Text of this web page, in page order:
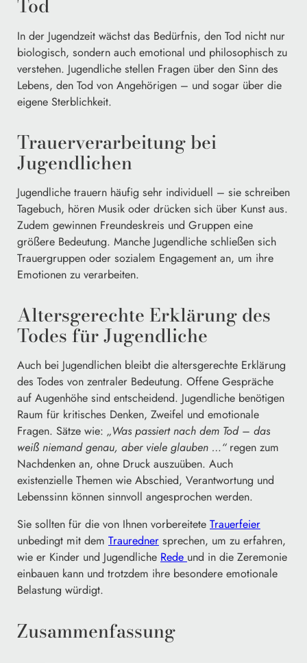
Tod
In der Jugendzeit wächst das Bedürfnis, den Tod nicht nur
biologisch, sondern auch emotional und philosophisch zu
verstehen. Jugendliche stellen Fragen über den Sinn des
Lebens, den Tod von Angehörigen – und sogar über die
eigene Sterblichkeit.
Trauerverarbeitung bei
Jugendlichen
Jugendliche trauern häufig sehr individuell – sie schreiben
Tagebuch, hören Musik oder drücken sich über Kunst aus.
Zudem gewinnen Freundeskreis und Gruppen eine
größere Bedeutung. Manche Jugendliche schließen sich
Trauergruppen oder sozialem Engagement an, um ihre
Emotionen zu verarbeiten.
Altersgerechte Erklärung des
Todes für Jugendliche
Auch bei Jugendlichen bleibt die altersgerechte Erklärung
des Todes von zentraler Bedeutung. Offene Gespräche
auf Augenhöhe sind entscheidend. Jugendliche benötigen
Raum für kritisches Denken, Zweifel und emotionale
Fragen. Sätze wie: „Was passiert nach dem Tod – das
weiß niemand genau, aber viele glauben …“regen zum
Nachdenken an, ohne Druck auszuüben. Auch
existenzielle Themen wie Abschied, Verantwortung und
Lebenssinn können sinnvoll angesprochen werden.
Sie sollten für die von Ihnen vorbereitete Trauerfeier
unbedingt mit dem Trauredner sprechen, um zu erfahren,
wie er Kinder und Jugendliche Rede und in die Zeremonie
einbauen kann und trotzdem ihre besondere emotionale
Belastung würdigt.
Zusammenfassung